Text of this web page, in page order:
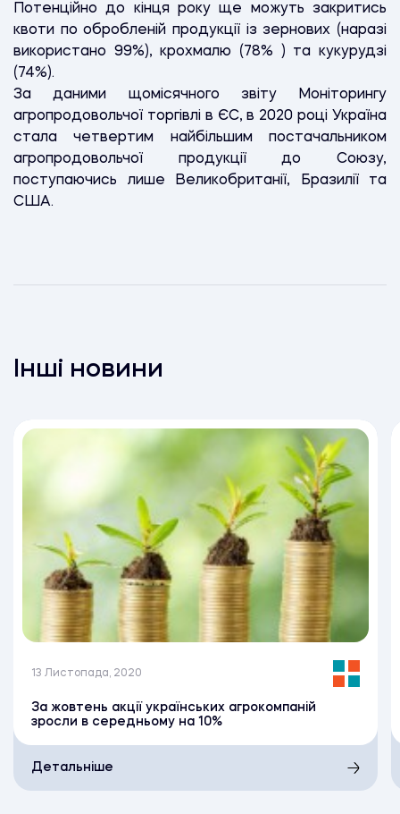
Потенційно до кінця року ще можуть закритись
квоти по обробленій продукції із зернових (наразі
використано 99%), крохмалю (78% ) та кукурудзі
(74%).
За даними щомісячного звіту Моніторингу
агропродовольчої торгівлі в ЄС, в 2020 році Україна
стала четвертим найбільшим постачальником
агропродовольчої продукції до Союзу,
поступаючись лише Великобританії, Бразилії та
США.
Інші новини
13 Листопада, 2020
За жовтень акції українських агрокомпаній
зросли в середньому на 10%
Детальніше